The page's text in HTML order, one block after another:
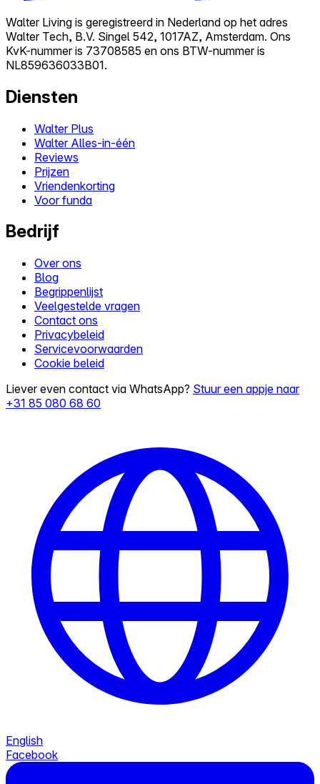
Walter Living is geregistreerd in Nederland op het adres
Walter Tech, B.V. Singel 542, 1017AZ, Amsterdam. Ons
KvK-nummer is 73708585 en ons BTW-nummer is
NL859636033B01.
Diensten
Walter Plus
Walter Alles-in-één
Reviews
Prijzen
Vriendenkorting
Voor funda
Bedrijf
Over ons
Blog
Begrippenlijst
Veelgestelde vragen
Contact ons
Privacybeleid
Servicevoorwaarden
Cookie beleid
Liever even contact via WhatsApp? Stuur een appje naar
+31 85 080 68 60
English
Facebook